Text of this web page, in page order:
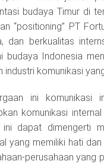
budaya Timur di
“positioning” PT
dan berkualitas
budaya Indonesia
komunikasi
ini komunikasi
komunikasi
dapat dimengerti
yang memiliki hati
perusahaan yang